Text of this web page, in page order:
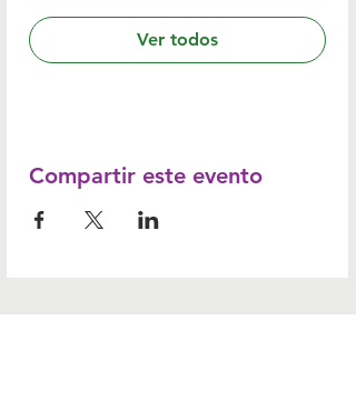
Ver todos
Compartir este evento